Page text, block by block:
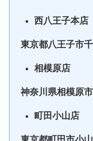
西八王子本店
東京都八王子市
相模原店
神奈川県相模原
町田小山店